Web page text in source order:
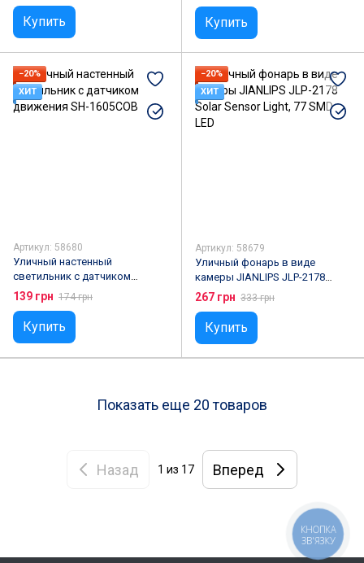
Купить Купить
−20%
ХИТ
Артикул: 58680
Уличный настенный
светильник с датчиком
движения SH-1605COB
139 грн 174 грн
Купить
−20%
ХИТ
Артикул: 58679
Уличный фонарь в виде
камеры JIANLIPS JLP-2178
Solar Sensor Light, 77 SMD LED
267 грн 333 грн
Купить
Показать еще 20 товаров
Назад 1 из 17 Вперед
КНОПКА
ЗВ'ЯЗКУ